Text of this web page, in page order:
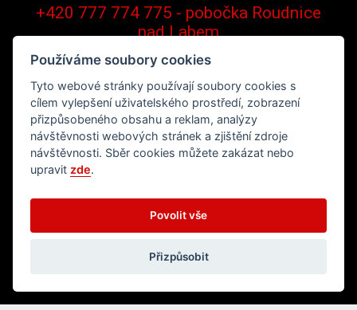
+420 777 774 775 - pobočka Roudnice
nad Labem
Používáme soubory cookies
Tyto webové stránky používají soubory cookies s
cílem vylepšení uživatelského prostředí, zobrazení
přizpůsobeného obsahu a reklam, analýzy
návštěvnosti webových stránek a zjištění zdroje
návštěvnosti. Sběr cookies můžete zakázat nebo
upravit zde.
Povolit vše
Přizpůsobit